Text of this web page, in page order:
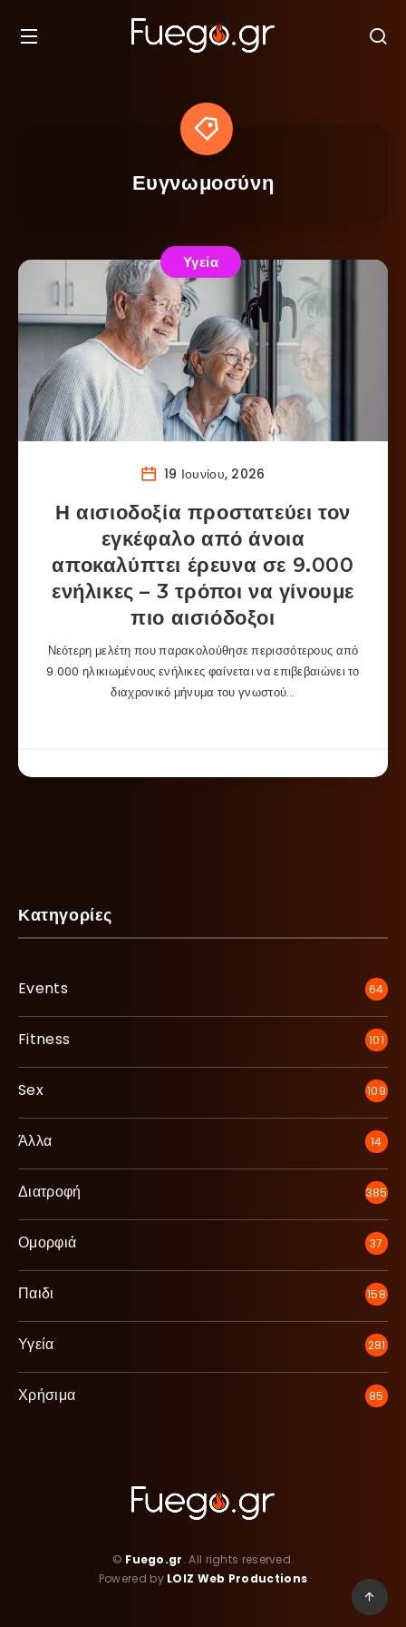
Ευγνωμοσύνη
Υγεία
19 Ιουνίου, 2026
Η αισιοδοξία προστατεύει τον
εγκέφαλο από άνοια
αποκαλύπτει έρευνα σε 9.000
ενήλικες – 3 τρόποι να γίνουμε
πιο αισιόδοξοι
Νεότερη μελέτη που παρακολούθησε περισσότερους από
9.000 ηλικιωμένους ενήλικες φαίνεται να επιβεβαιώνει το
διαχρονικό μήνυμα του γνωστού…
Κατηγορίες
Events 64
Fitness 101
Sex 109
Άλλα 14
Διατροφή 385
Ομορφιά 37
Παιδι 158
Υγεία 281
Χρήσιμα 85
© Fuego.gr. All rights reserved.
Powered by LOIZ Web Productions